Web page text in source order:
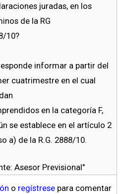
juradas, en los
de la RG
10?
informar a partir del
cuatrimestre en el cual
en la categoría F,
se establece en el artículo 2
a) de la R.G. 2888/10.
Asesor Previsional"
o regístrese para comentar